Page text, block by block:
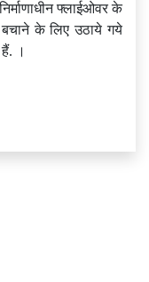
फ्लाईओवर के
के लिए उठाये गये
।